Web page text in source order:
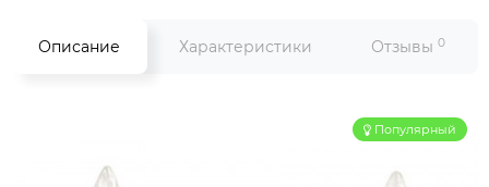
Описание Характеристики Отзывы 0
Популярный